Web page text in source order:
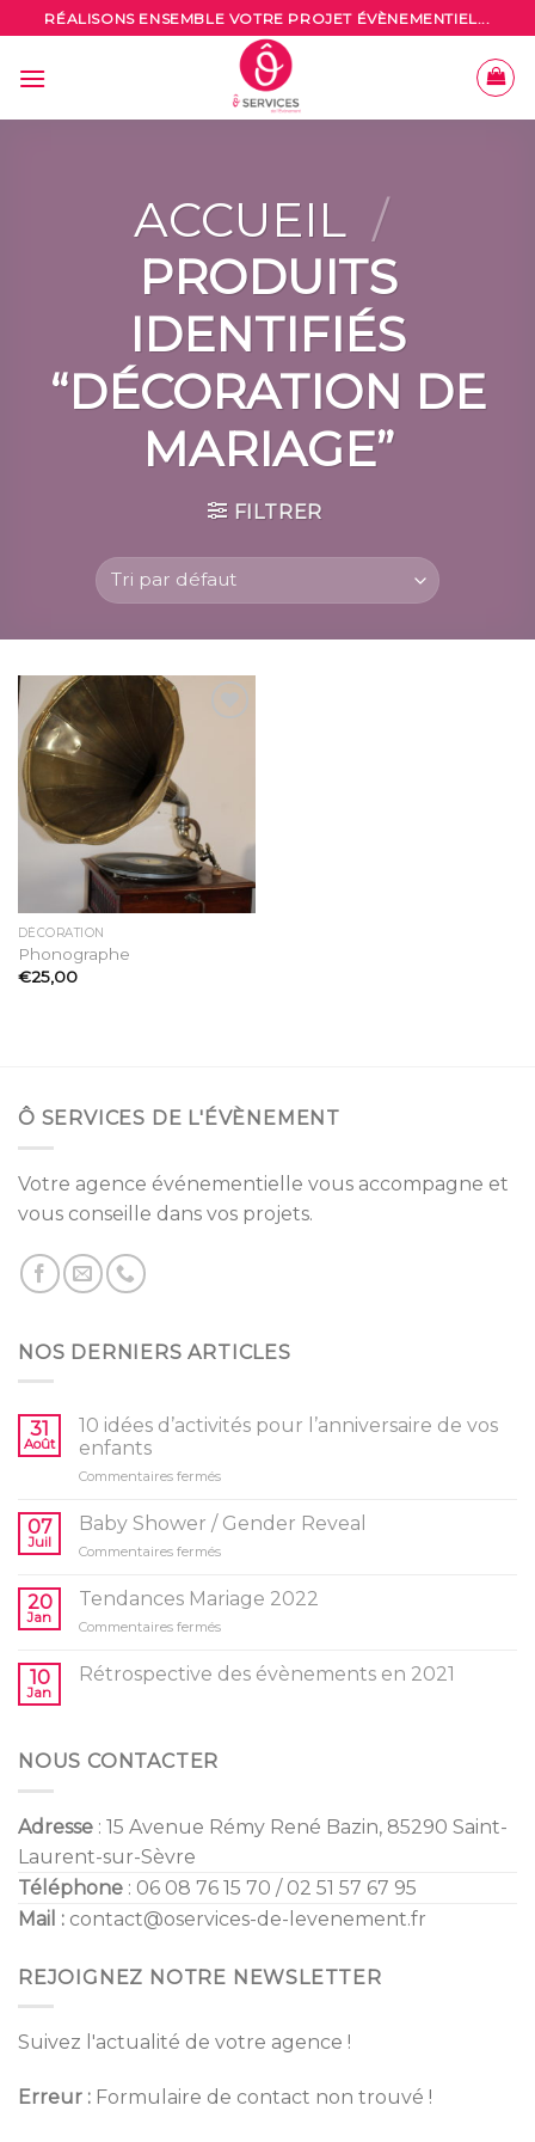
to
content
RÉALISONS ENSEMBLE VOTRE PROJET ÉVÈNEMENTIEL...
ACCUEIL /
PRODUITS
IDENTIFIÉS
“DÉCORATION DE
MARIAGE”
FILTRER
d’envies
DÉCORATION
Phonographe
€25,00
Ô SERVICES DE L'ÉVÈNEMENT
Votre agence événementielle vous accompagne et
vous conseille dans vos projets.
NOS DERNIERS ARTICLES
31
Août
10 idées d’activités pour l’anniversaire de vos
enfants
Commentaires ferméssur
idées
pour
de
07
Juil
Baby Shower / Gender Reveal
Commentaires ferméssur
Shower
Gender
20
Jan
Tendances Mariage 2022
Commentaires ferméssur
Mariage
10
Jan
Rétrospective des évènements en 2021
NOUS CONTACTER
Adresse : 15 Avenue Rémy René Bazin, 85290 Saint-
Laurent-sur-Sèvre
Téléphone : 06 08 76 15 70 / 02 51 57 67 95
Mail : contact@oservices-de-levenement.fr
REJOIGNEZ NOTRE NEWSLETTER
Suivez l'actualité de votre agence !
Erreur : Formulaire de contact non trouvé !